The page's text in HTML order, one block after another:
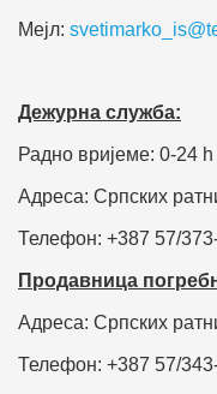
Мејл:
Дежурна служба:
Радно вријеме: 0-24 h
Адреса: Српских
Телефон: +387 57/
Продавница
Адреса: Српских
Телефон: +387 57/